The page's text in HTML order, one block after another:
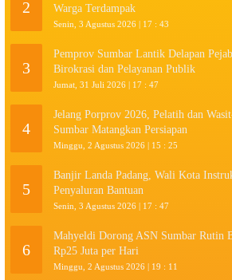
2 Warga Terdampak
Senin, 3 Agustus 2026 | 17 : 43
3
Pemprov Sumbar Lantik Delapan
Birokrasi dan Pelayanan Publik
Jumat, 31 Juli 2026 | 17 : 47
4
Jelang Porprov 2026, Pelatih dan
Sumbar Matangkan Persiapan
Minggu, 2 Agustus 2026 | 15 : 25
5
Banjir Landa Padang, Wali Kota
Penyaluran Bantuan
Senin, 3 Agustus 2026 | 17 : 47
6
Mahyeldi Dorong ASN Sumbar Rutin
Rp25 Juta per Hari
Minggu, 2 Agustus 2026 | 19 : 11